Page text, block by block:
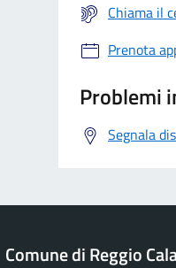
Chiama il
Prenota
Problemi
Segnala
Comune di Reggio